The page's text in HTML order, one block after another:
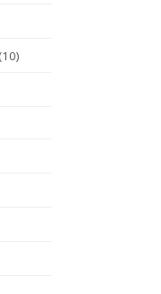
(10)